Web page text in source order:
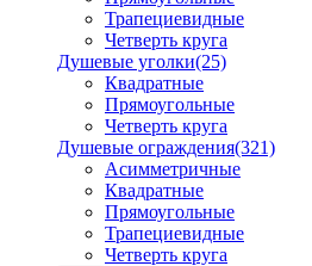
Трапециевидные
Четверть круга
Душевые уголки(25)
Квадратные
Прямоугольные
Четверть круга
Душевые ограждения(321)
Асимметричные
Квадратные
Прямоугольные
Трапециевидные
Четверть круга